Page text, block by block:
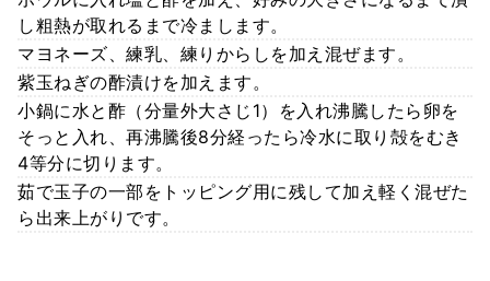
し粗熱が取れるまで冷まします。
マヨネーズ、練乳、練りからしを加え混ぜます。
紫玉ねぎの酢漬けを加えます。
小鍋に水と酢（分量外大さじ1）を入れ沸騰したら卵を
そっと入れ、再沸騰後8分経ったら冷水に取り殻をむき
4等分に切ります。
茹で玉子の一部をトッピング用に残して加え軽く混ぜた
ら出来上がりです。